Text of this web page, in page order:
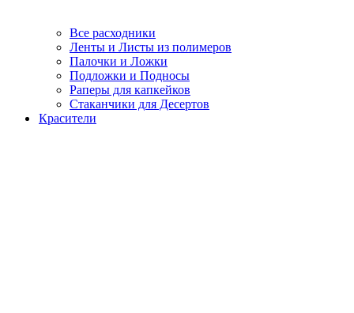
Все расходники
Ленты и Листы из полимеров
Палочки и Ложки
Подложки и Подносы
Раперы для капкейков
Стаканчики для Десертов
Красители